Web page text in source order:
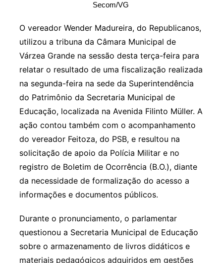
Secom/VG
O vereador Wender Madureira, do Republicanos,
utilizou a tribuna da Câmara Municipal de
Várzea Grande na sessão desta terça-feira para
relatar o resultado de uma fiscalização realizada
na segunda-feira na sede da Superintendência
do Patrimônio da Secretaria Municipal de
Educação, localizada na Avenida Filinto Müller. A
ação contou também com o acompanhamento
do vereador Feitoza, do PSB, e resultou na
solicitação de apoio da Polícia Militar e no
registro de Boletim de Ocorrência (B.O.), diante
da necessidade de formalização do acesso a
informações e documentos públicos.
Durante o pronunciamento, o parlamentar
questionou a Secretaria Municipal de Educação
sobre o armazenamento de livros didáticos e
materiais pedagógicos adquiridos em gestões